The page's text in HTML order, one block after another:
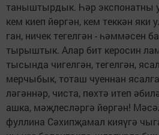
та­ныш­тыр­дык. Һәр экс­по­нат­ны
кем ки­еп йөр­гән, кем тек­кән яки
ган, ни­чек те­гел­гән - һәм­мә­сен
ты­рыш­тык. Алар бит ке­ро­син
ты­сын­да чи­гел­гән, те­гел­гән,
мер­чы­бык, то­таш чу­ен­нан
лә­гән­нәр, чис­та, пөх­тә итеп
аш­ка, мәҗ­лес­ләр­гә йөр­гән!
фул­ли­на Сә­хип­җа­мал кия­ү­гә